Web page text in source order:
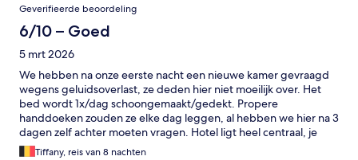
Geverifieerde beoordeling
6/10 – Goed
5 mrt 2026
We hebben na onze eerste nacht een nieuwe kamer gevraagd
wegens geluidsoverlast, ze deden hier niet moeilijk over. Het
bed wordt 1x/dag schoongemaakt/gedekt. Propere
handdoeken zouden ze elke dag leggen, al hebben we hier na 3
dagen zelf achter moeten vragen. Hotel ligt heel centraal, je
bent snel bij alle gelegenheden die er te doen zijn.
Tiffany, reis van 8 nachten